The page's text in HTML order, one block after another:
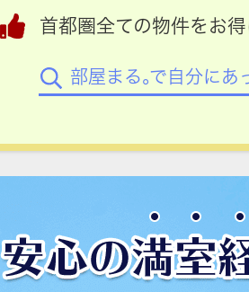
首都圏全ての物件をお
部屋まる。で自分にあ